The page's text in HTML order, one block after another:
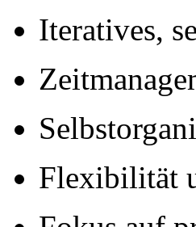
Iteratives,
Flexibilität